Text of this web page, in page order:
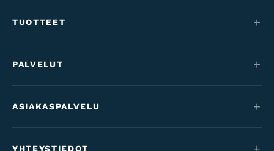
TUOTTEET
Maantie & gravel
Lastenpyörät
PALVELUT
Työsuhdepyörät
ASIAKASPALVELU
YHTEYSTIEDOT